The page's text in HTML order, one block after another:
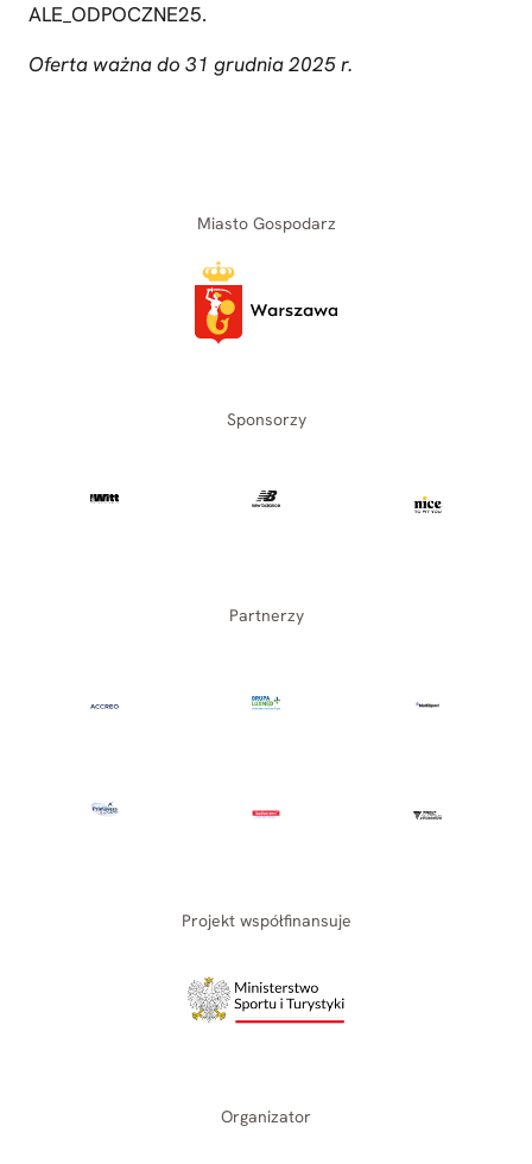
ALE_ODPOCZNE25.
Oferta ważna do 31 grudnia 2025 r.
Miasto Gospodarz
Sponsorzy
Partnerzy
Projekt współfinansuje
Organizator